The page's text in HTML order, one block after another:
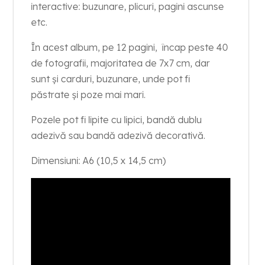
interactive: buzunare, plicuri, pagini ascunse
etc.
În acest album, pe 12 pagini, încap peste 40
de fotografii, majoritatea de 7x7 cm, dar
sunt și carduri, buzunare, unde pot fi
păstrate și poze mai mari.
Pozele pot fi lipite cu lipici, bandă dublu
adezivă sau bandă adezivă decorativă.
Dimensiuni: A6 (10,5 x 14,5 cm)